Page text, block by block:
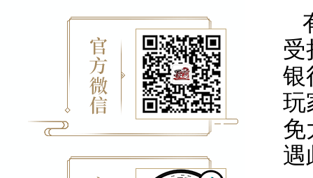
受
银
玩
免
遇